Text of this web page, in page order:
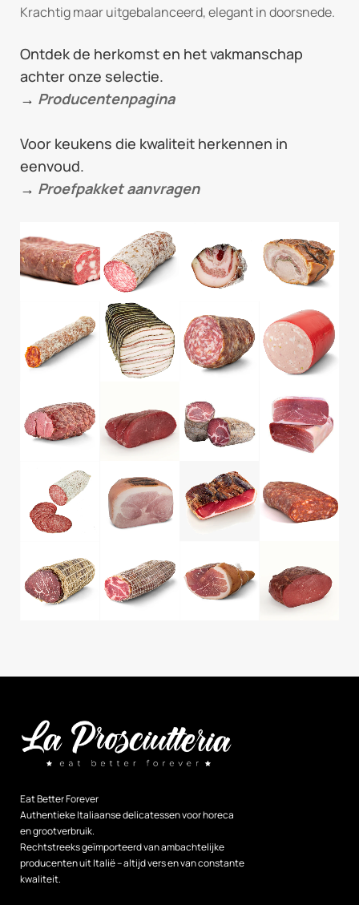
Krachtig maar uitgebalanceerd, elegant in doorsnede.
Ontdek de herkomst en het vakmanschap
achter onze selectie.
→ Producentenpagina
Voor keukens die kwaliteit herkennen in
eenvoud.
→ Proefpakket aanvragen
Eat Better Forever
Authentieke Italiaanse delicatessen voor horeca
en grootverbruik.
Rechtstreeks geïmporteerd van ambachtelijke
producenten uit Italië – altijd vers en van constante
kwaliteit.